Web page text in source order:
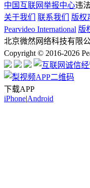
中国互联网举报中心违
关于我们
联系我们 版权
Pearvideo International 版
北京微然网络科技有限
Copyright © 2016-2026
下载APP
iPhone|Android